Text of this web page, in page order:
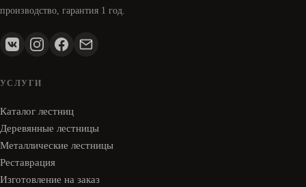
производство, гарантия 1 год.
УСЛУГИ
Каталог лестниц
Деревянные лестницы
Металлические лестницы
Реставрация
Изготовление на заказ